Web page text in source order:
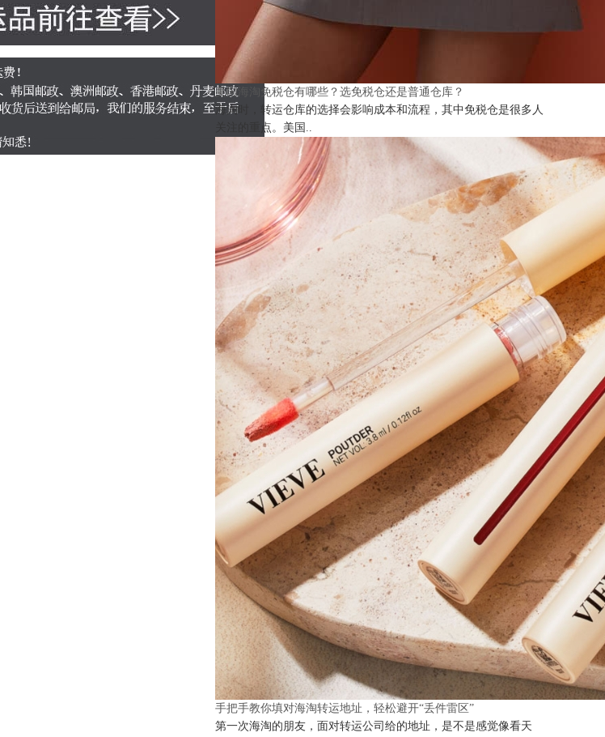
美国海淘免税仓有哪些？选免税仓还是普通仓库？
海淘时，转运仓库的选择会影响成本和流程，其中免税仓是很多人
关注的重点。美国..
手把手教你填对海淘转运地址，轻松避开“丢件雷区”
第一次海淘的朋友，面对转运公司给的地址，是不是感觉像看天